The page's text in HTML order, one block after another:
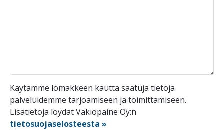
Käytämme lomakkeen kautta saatuja tietoja
palveluidemme tarjoamiseen ja toimittamiseen.
Lisätietoja löydät Vakiopaine Oy:n
tietosuojaselosteesta »